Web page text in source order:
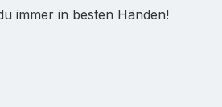
immer in besten Händen!